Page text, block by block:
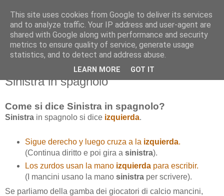
giovedì 10 dicembre 2015
Sinistra in spagnolo
Come si dice Sinistra in spagnolo?
Sinistra in spagnolo si dice izquierda.
Sigue derecho y luego cruza a la izquierda.
(Continua diritto e poi gira a sinistra).
Los zurdos usan la mano izquierda para escribir.
(I mancini usano la mano sinistra per scrivere).
Se parliamo della gamba dei giocatori di calcio mancini,
This site uses cookies from Google to deliver its services
and to analyze traffic. Your IP address and user-agent are
shared with Google along with performance and security
metrics to ensure quality of service, generate usage
statistics, and to detect and address abuse.
LEARN MORE GOT IT